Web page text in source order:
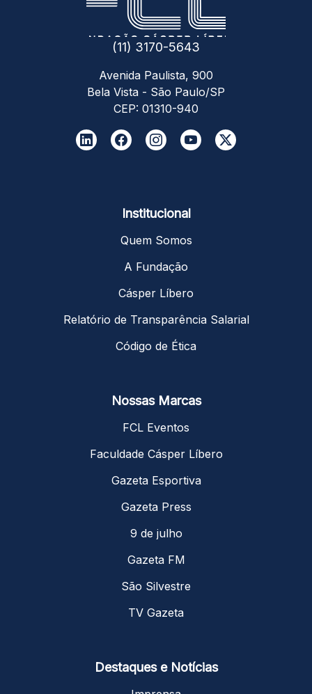
(11) 3170-5643
Avenida Paulista, 900
Bela Vista - São Paulo/SP
CEP: 01310-940
Institucional
Quem Somos
A Fundação
Cásper Líbero
Relatório de Transparência Salarial
Código de Ética
Nossas Marcas
FCL Eventos
Faculdade Cásper Líbero
Gazeta Esportiva
Gazeta Press
9 de julho
Gazeta FM
São Silvestre
TV Gazeta
Destaques e Notícias